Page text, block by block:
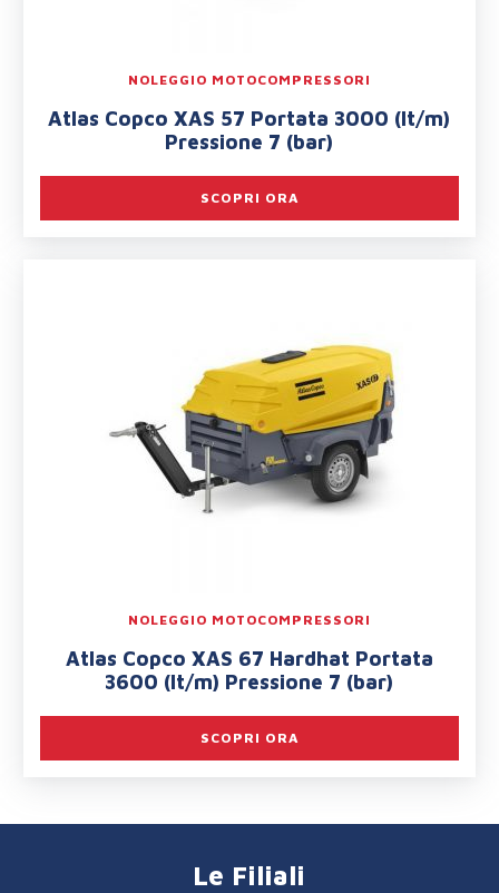
NOLEGGIO MOTOCOMPRESSORI
Atlas Copco XAS 57 Portata 3000 (lt/m)
Pressione 7 (bar)
SCOPRI ORA
NOLEGGIO MOTOCOMPRESSORI
Atlas Copco XAS 67 Hardhat Portata
3600 (lt/m) Pressione 7 (bar)
SCOPRI ORA
Le Filiali